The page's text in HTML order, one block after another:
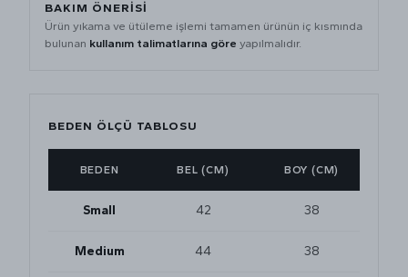
BAKIM ÖNERİSİ
Ürün yıkama ve ütüleme işlemi tamamen ürünün iç kısmında
bulunan kullanım talimatlarına göre yapılmalıdır.
BEDEN ÖLÇÜ TABLOSU
BEDEN BEL (CM) BOY (CM)
Small 42 38
Medium 44 38